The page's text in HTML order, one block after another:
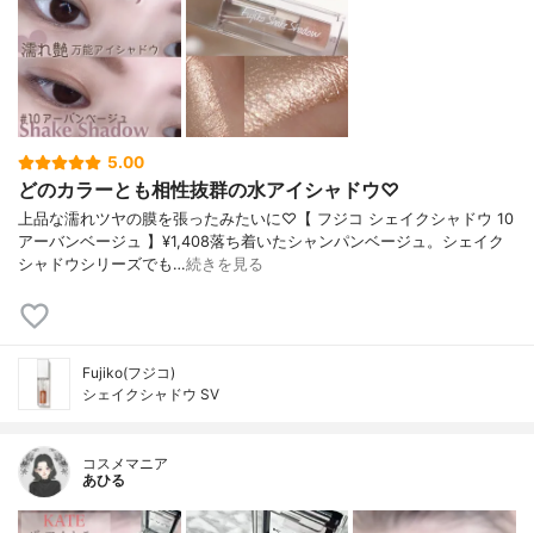
5.00
どのカラーとも相性抜群の水アイシャドウ♡
上品な濡れツヤの膜を張ったみたいに♡【 フジコ シェイクシャドウ 10
アーバンベージュ 】¥1,408落ち着いたシャンパンベージュ。シェイク
シャドウシリーズでも…続きを見る
Fujiko(フジコ)
シェイクシャドウ SV
コスメマニア
あひる